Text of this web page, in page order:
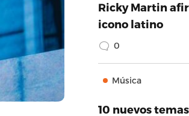
Ricky Martin
icono latino
0
Música
10 nuevos